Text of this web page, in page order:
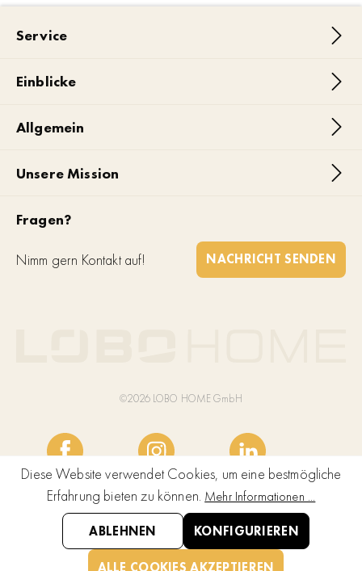
Service
Einblicke
Allgemein
Unsere Mission
Fragen?
Nimm gern Kontakt auf! NACHRICHT SENDEN
©2026 LOBO HOME GmbH
Diese Website verwendet Cookies, um eine bestmögliche
Erfahrung bieten zu können. Mehr Informationen ...
ABLEHNEN KONFIGURIEREN
ALLE COOKIES AKZEPTIEREN